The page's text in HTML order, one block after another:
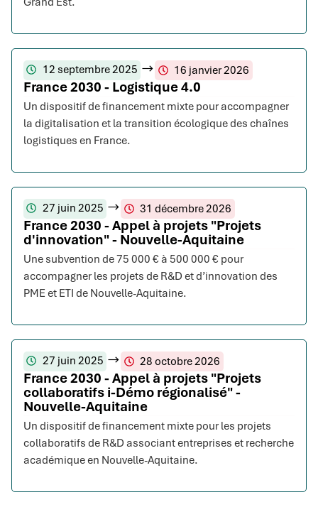
12 septembre 2025 16 janvier 2026
France 2030 - Logistique 4.0
Un dispositif de financement mixte pour accompagner
la digitalisation et la transition écologique des chaînes
logistiques en France.
27 juin 2025 31 décembre 2026
France 2030 - Appel à projets "Projets
d'innovation" - Nouvelle-Aquitaine
Une subvention de 75 000 € à 500 000 € pour
accompagner les projets de R&D et d’innovation des
PME et ETI de Nouvelle-Aquitaine.
27 juin 2025 28 octobre 2026
France 2030 - Appel à projets "Projets
collaboratifs i-Démo régionalisé" -
Nouvelle-Aquitaine
Un dispositif de financement mixte pour les projets
collaboratifs de R&D associant entreprises et recherche
académique en Nouvelle-Aquitaine.